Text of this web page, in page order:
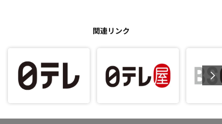
関連リンク